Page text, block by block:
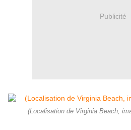
Publicité
(Localisation de Virginia Beach,